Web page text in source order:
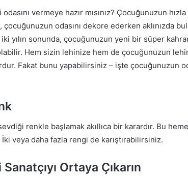
vermeye hazır mısınız? Çocuğunuzun hızla
odasını dekore ederken aklınızda
yılın sonunda, çocuğunuzun yeni bir süper
Hem sizin lehinize hem de çocuğunuzun
Fakat bunu yapabilirsiniz – işte çocuğunuzun
renkle başlamak akıllıca bir karardır. Bu
veya daha fazla rengi de karıştırabilirsiniz.
Ortaya Çıkarın